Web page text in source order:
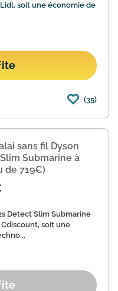
soit une économie de
(35)
sans fil Dyson
Submarine à
de 719€)
Detect Slim Submarine
soit une